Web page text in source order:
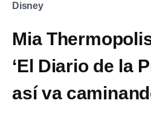
Disney
Mia
‘El Diario de la
así va